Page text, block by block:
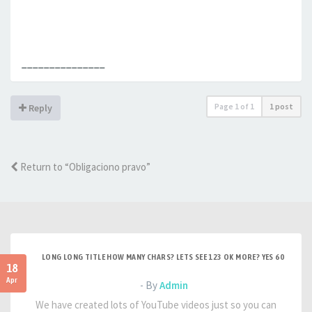
Reply Page 1 of 1 1 post
Return to “Obligaciono pravo”
18
Apr
LONG LONG TITLE HOW MANY CHARS? LETS SEE 123 OK MORE? YES 60
- ByAdmin
We have created lots of YouTube videos just so you can